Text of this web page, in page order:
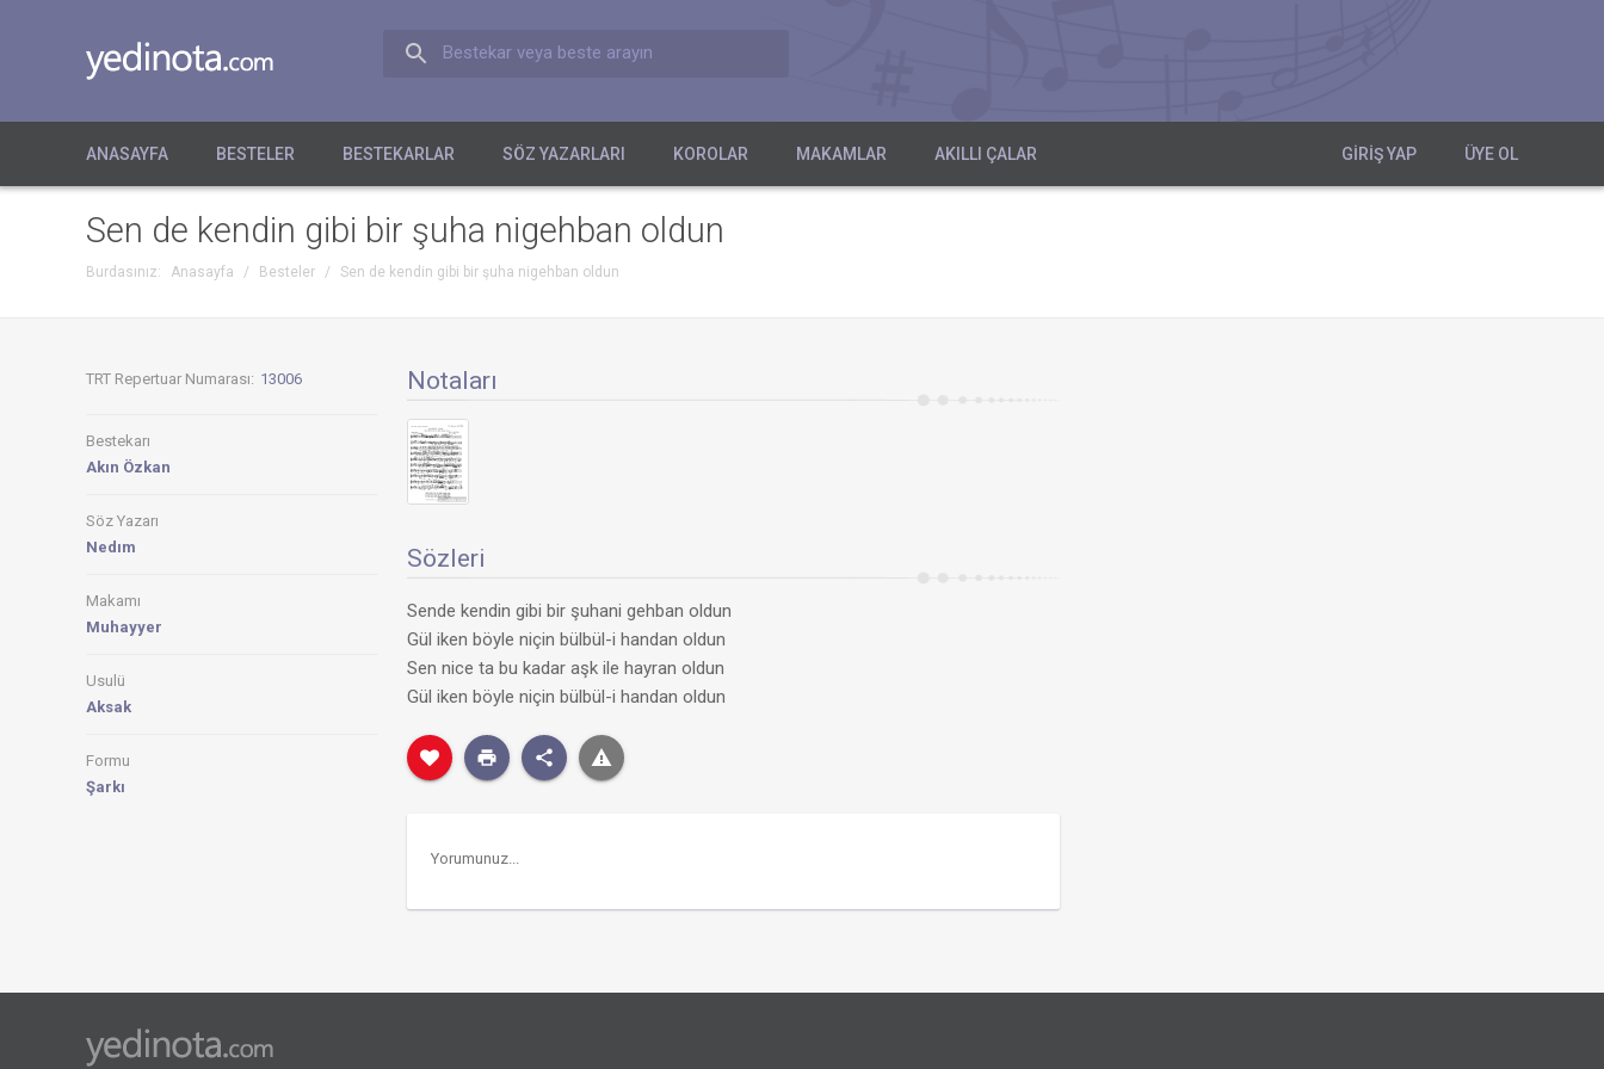
Bestekar veya beste arayın
ANASAYFA BESTELER BESTEKARLAR SÖZ YAZARLARI KOROLAR MAKAMLAR AKILLI ÇALAR GIRIŞ YAP ÜYE OL
Sen de kendin gibi bir şuha nigehban oldun
Burdasınız: Anasayfa / Besteler / Sen de kendin gibi bir şuha nigehban oldun
TRT Repertuar Numarası: 13006
Bestekarı
Akın Özkan
Söz Yazarı
Nedım
Makamı
Muhayyer
Usulü
Aksak
Formu
Şarkı
Notaları
Sözleri
Sende kendin gibi bir şuhani gehban oldun
Gül iken böyle niçin bülbül-i handan oldun
Sen nice ta bu kadar aşk ile hayran oldun
Gül iken böyle niçin bülbül-i handan oldun